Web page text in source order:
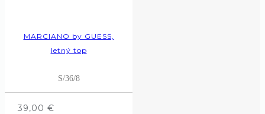
MARCIANO by GUESS,
letný top
S/36/8
39,00 €